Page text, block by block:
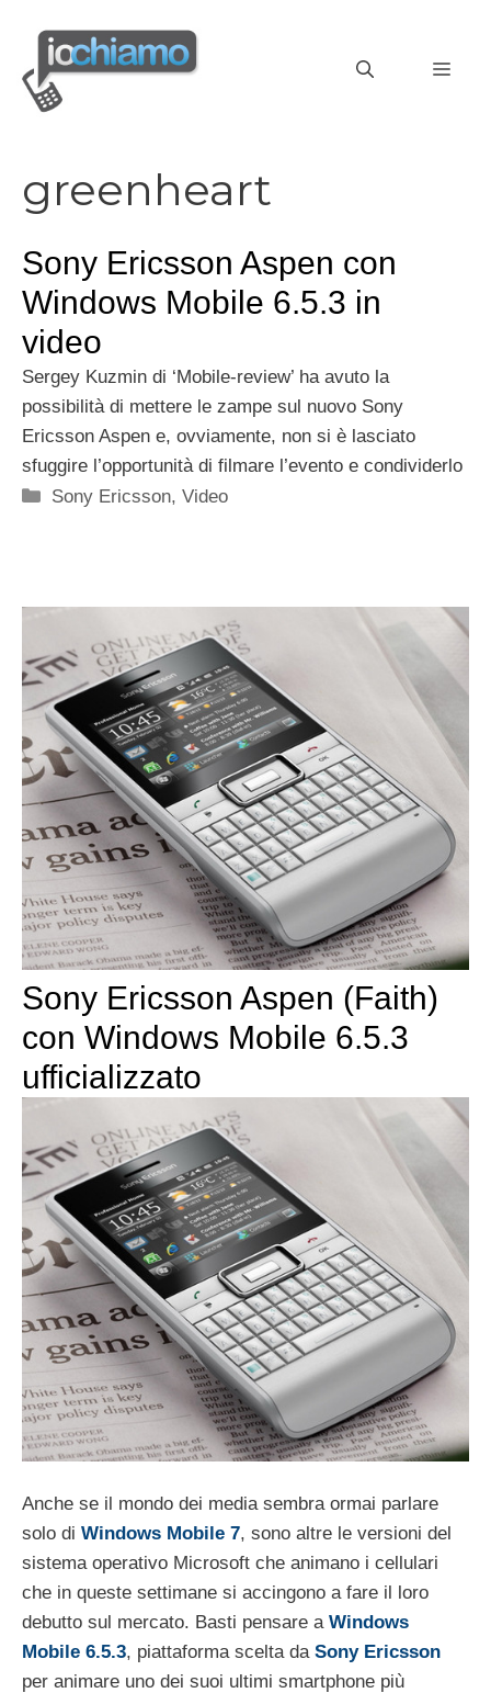
contenuto
greenheart
Sony Ericsson Aspen con
Windows Mobile 6.5.3 in
video
Sergey Kuzmin di ‘Mobile-review’ ha avuto la
possibilità di mettere le zampe sul nuovo Sony
Ericsson Aspen e, ovviamente, non si è lasciato
sfuggire l’opportunità di filmare l’evento e condividerlo
Categorie
Sony Ericsson,Video
Sony Ericsson Aspen (Faith)
con Windows Mobile 6.5.3
ufficializzato
Anche se il mondo dei media sembra ormai parlare
solo di Windows Mobile 7, sono altre le versioni del
sistema operativo Microsoft che animano i cellulari
che in queste settimane si accingono a fare il loro
debutto sul mercato. Basti pensare a Windows
Mobile 6.5.3, piattaforma scelta da Sony Ericsson
per animare uno dei suoi ultimi smartphone più